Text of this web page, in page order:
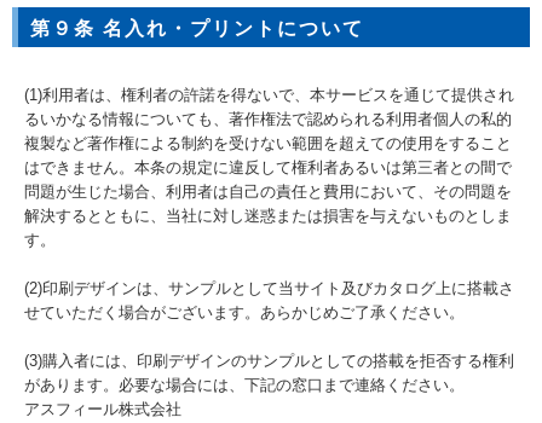
第９条 名入れ・プリントについて
(1)利用者は、権利者の許諾を得ないで、本サービスを通じて提供され
るいかなる情報についても、著作権法で認められる利用者個人の私的
複製など著作権による制約を受けない範囲を超えての使用をすること
はできません。本条の規定に違反して権利者あるいは第三者との間で
問題が生じた場合、利用者は自己の責任と費用において、その問題を
解決するとともに、当社に対し迷惑または損害を与えないものとしま
す。
(2)印刷デザインは、サンプルとして当サイト及びカタログ上に搭載さ
せていただく場合がございます。あらかじめご了承ください。
(3)購入者には、印刷デザインのサンプルとしての搭載を拒否する権利
があります。必要な場合には、下記の窓口まで連絡ください。
アスフィール株式会社